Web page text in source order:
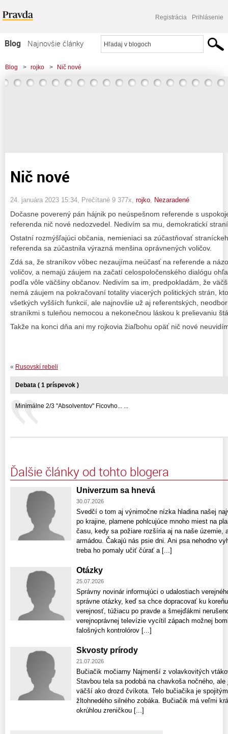
Registrácia Prihlásenie
Blog
Najnovšie články
Najčítanejšie články
Najkomentovanejšie články
Blog > rojko > Nič nové
Nič nové
24. januára 2023 15:34 , Prečítané 9 377x, rojko Nezaradené
Dočasne poverený pán hájnik po neúspešnom referende s
referenda nič nové nedozvedel. Nedivím sa mu, demokratickí
Ostatní rozmýšľajúci občania, nemieniaci sa zúčastňovať
referenda sa zúčastnila výrazná menšina oprávnených voličov.
Zdá sa, že straníkov vôbec nezaujíma neúčasť na referende a
voličov, a nemajú záujem na začatí celospoločenského dialógu
podľa vôle väčšiny občanov. Nedivím sa im, predpokladám, že
nemá záujem na pokračovaní totality viacerých politických strán,
všetkých vyšších funkcií, ale najnovšie už aj referentských,
straníkmi s tuleňou nemocou a nekonečnou láskou k prelievaniu
Takže na konci dňa ani my rojkovia žiaľbohu opäť nič nové
« Rusovskí rebeli
Debata ( 1 príspevok )
Minimálne 2/3 "Absolventov" Ficovho... ...
Ďalšie články od tohto blogera
Univerzum sa hnevá
30.07.2026
Svedčí o tom aj výnimočne nízka hladina našej
po krajine, plamene pohlcujúce mnoho miest na
času, kedy sa požiare rozšíria aj na naše územie,
armádou. Čakajú nás psie dni. Ani psa nehodno
treba ho pomaly učiť čúrať a [...]
Otázky
25.07.2026
Správny novinár informujúci o udalostiach
správne otázky, keď sa chce dopracovať ku
verejnosť, túžiacu po pravde a šmejďákmi
verejnoprávnej televízie vycítil zápach možnej
falošných kontrolórov [...]
Skvosty prírody
21.07.2026
Bučiačik močiarny Najmenší z volavkovitých
Stavbou tela sa podobá na chavkoša nočného,
väčší ako drozd čvíkota. Telo bučiačika je
žltohnedého silného zobáka. Bučiačik má veľmi
okrúhlou zreničkou [...]